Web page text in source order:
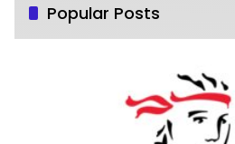
Popular Posts